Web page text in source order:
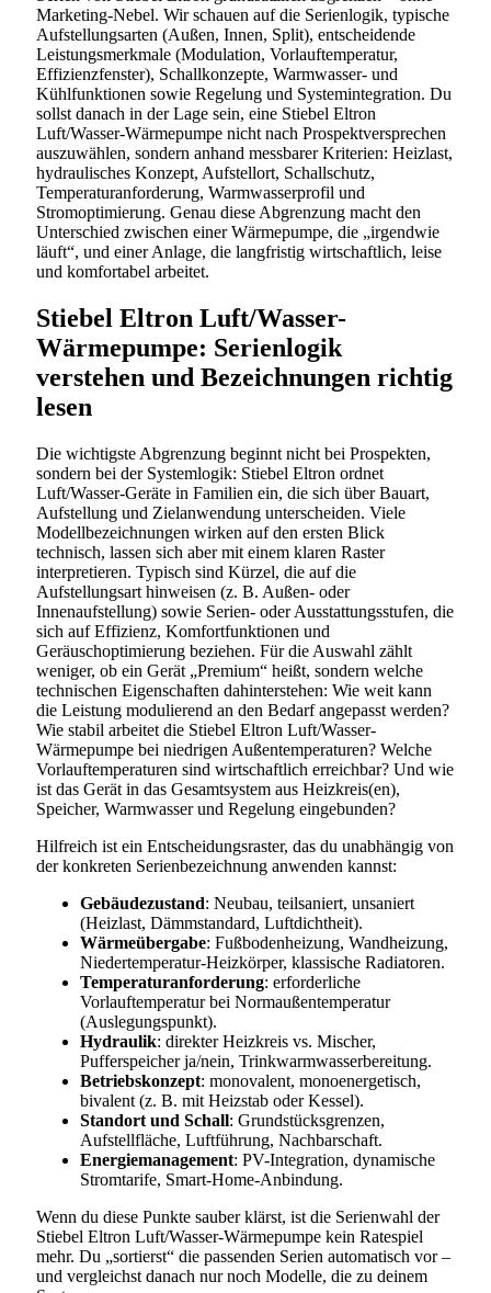
Marketing-Nebel. Wir schauen auf die Serienlogik, typische
Aufstellungsarten (Außen, Innen, Split), entscheidende
Leistungsmerkmale (Modulation, Vorlauftemperatur,
Effizienzfenster), Schallkonzepte, Warmwasser- und
Kühlfunktionen sowie Regelung und Systemintegration. Du
sollst danach in der Lage sein, eine Stiebel Eltron
Luft/Wasser-Wärmepumpe nicht nach Prospektversprechen
auszuwählen, sondern anhand messbarer Kriterien: Heizlast,
hydraulisches Konzept, Aufstellort, Schallschutz,
Temperaturanforderung, Warmwasserprofil und
Stromoptimierung. Genau diese Abgrenzung macht den
Unterschied zwischen einer Wärmepumpe, die „irgendwie
läuft“, und einer Anlage, die langfristig wirtschaftlich, leise
und komfortabel arbeitet.
Stiebel Eltron Luft/Wasser-
Wärmepumpe: Serienlogik
verstehen und Bezeichnungen richtig
lesen
Die wichtigste Abgrenzung beginnt nicht bei Prospekten,
sondern bei der Systemlogik: Stiebel Eltron ordnet
Luft/Wasser-Geräte in Familien ein, die sich über Bauart,
Aufstellung und Zielanwendung unterscheiden. Viele
Modellbezeichnungen wirken auf den ersten Blick
technisch, lassen sich aber mit einem klaren Raster
interpretieren. Typisch sind Kürzel, die auf die
Aufstellungsart hinweisen (z. B. Außen- oder
Innenaufstellung) sowie Serien- oder Ausstattungsstufen, die
sich auf Effizienz, Komfortfunktionen und
Geräuschoptimierung beziehen. Für die Auswahl zählt
weniger, ob ein Gerät „Premium“ heißt, sondern welche
technischen Eigenschaften dahinterstehen: Wie weit kann
die Leistung modulierend an den Bedarf angepasst werden?
Wie stabil arbeitet die Stiebel Eltron Luft/Wasser-
Wärmepumpe bei niedrigen Außentemperaturen? Welche
Vorlauftemperaturen sind wirtschaftlich erreichbar? Und wie
ist das Gerät in das Gesamtsystem aus Heizkreis(en),
Speicher, Warmwasser und Regelung eingebunden?
Hilfreich ist ein Entscheidungsraster, das du unabhängig von
der konkreten Serienbezeichnung anwenden kannst:
Gebäudezustand: Neubau, teilsaniert, unsaniert
(Heizlast, Dämmstandard, Luftdichtheit).
Wärmeübergabe: Fußbodenheizung, Wandheizung,
Niedertemperatur-Heizkörper, klassische Radiatoren.
Temperaturanforderung: erforderliche
Vorlauftemperatur bei Normaußentemperatur
(Auslegungspunkt).
Hydraulik: direkter Heizkreis vs. Mischer,
Pufferspeicher ja/nein, Trinkwarmwasserbereitung.
Betriebskonzept: monovalent, monoenergetisch,
bivalent (z. B. mit Heizstab oder Kessel).
Standort und Schall: Grundstücksgrenzen,
Aufstellfläche, Luftführung, Nachbarschaft.
Energiemanagement: PV-Integration, dynamische
Stromtarife, Smart-Home-Anbindung.
Wenn du diese Punkte sauber klärst, ist die Serienwahl der
Stiebel Eltron Luft/Wasser-Wärmepumpe kein Ratespiel
mehr. Du „sortierst“ die passenden Serien automatisch vor –
und vergleichst danach nur noch Modelle, die zu deinem